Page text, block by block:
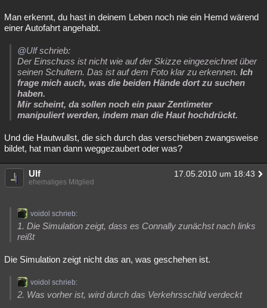
Man erkennt, du hast in deinem Leben noch nie ein Hemd wärend
einer Autofahrt angehabt.
@Ulfschrieb:
Der Einschuss ist nicht wie auf der Skizze eingezeichnet über
seinen Schultern. Das ist auf dem Foto klar zu erkennen. Ich
frage mich auch, was die beiden Hände dort zu suchen
haben.
Mir scheint, da sollen noch ein paar Zentimeter
manipuliert werden, indem man die Haut hochdrückt.
Und die Hautwullst, die sich durch das verschieben zwangsweise
bildet, hat man dann weggezaubert oder was?
Ulf 17.05.2010 um 18:43
ehemaliges Mitglied
voidol schrieb:
1. Die Simulation zeigt, dass es Connally zunächst nach links
reißt
Die Simulation zeigt nicht das an, was geschehen ist.
voidol schrieb:
2. Was vorher ist, wird durch das Verkehrsschild verdeckt